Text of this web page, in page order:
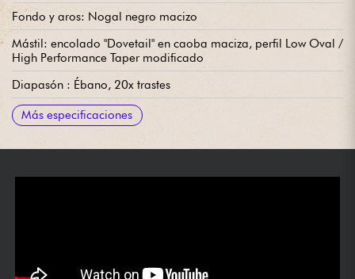
Fondo y aros: Nogal negro macizo
Mástil: encolado "Dovetail" en caoba maciza, perfil Low Oval /
High Performance Taper modificado
Diapasón : Ébano, 20x trastes
Escala de afinación : 24.9
Radio: 16
Anchura del mástil 1er traste : 1.3/4'' ~ 4,445 cm
Anchura mástil 12º traste : 2.1/8'' ~ 5,40 cm
Puente : Ébano
Clavijas de afinación: Grover Gold V97-18GA StaTite 18:1
Vintage Button
Se vende con : Estuche rígido Martin
Más especificaciones